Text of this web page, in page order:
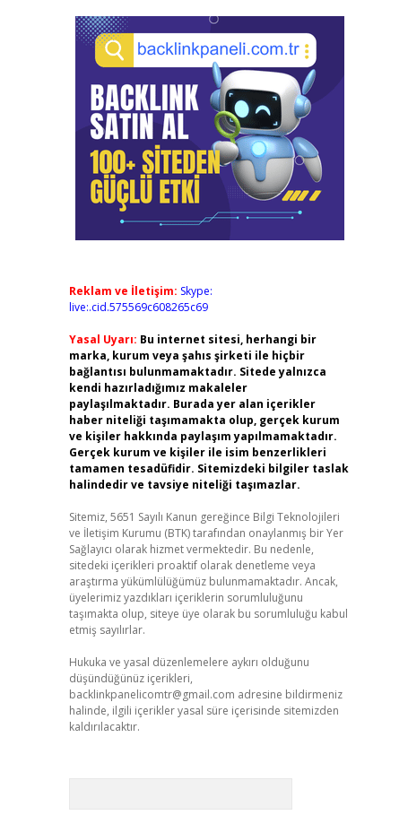
Reklam ve İletişim: Skype:
live:.cid.575569c608265c69
Yasal Uyarı: Bu internet sitesi, herhangi bir
marka, kurum veya şahıs şirketi ile hiçbir
bağlantısı bulunmamaktadır. Sitede yalnızca
kendi hazırladığımız makaleler
paylaşılmaktadır. Burada yer alan içerikler
haber niteliği taşımamakta olup, gerçek kurum
ve kişiler hakkında paylaşım yapılmamaktadır.
Gerçek kurum ve kişiler ile isim benzerlikleri
tamamen tesadüfidir. Sitemizdeki bilgiler taslak
halindedir ve tavsiye niteliği taşımazlar.
Sitemiz, 5651 Sayılı Kanun gereğince Bilgi Teknolojileri
ve İletişim Kurumu (BTK) tarafından onaylanmış bir Yer
Sağlayıcı olarak hizmet vermektedir. Bu nedenle,
sitedeki içerikleri proaktif olarak denetleme veya
araştırma yükümlülüğümüz bulunmamaktadır. Ancak,
üyelerimiz yazdıkları içeriklerin sorumluluğunu
taşımakta olup, siteye üye olarak bu sorumluluğu kabul
etmiş sayılırlar.
Hukuka ve yasal düzenlemelere aykırı olduğunu
düşündüğünüz içerikleri,
backlinkpanelicomtr@gmail.com adresine bildirmeniz
halinde, ilgili içerikler yasal süre içerisinde sitemizden
kaldırılacaktır.